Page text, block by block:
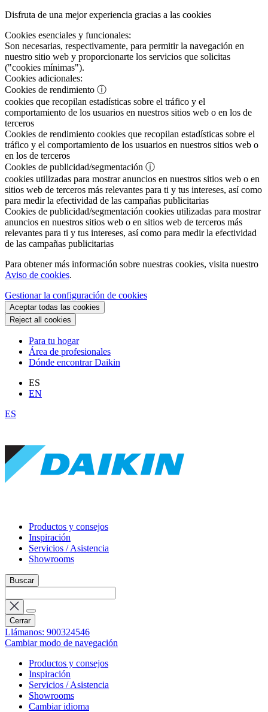
Disfruta de una mejor experiencia gracias a las cookies
Cookies esenciales y funcionales:
Son necesarias, respectivamente, para permitir la navegación en
nuestro sitio web y proporcionarte los servicios que solicitas
("cookies mínimas").
Cookies adicionales:
Cookies de rendimiento ⓘ
cookies que recopilan estadísticas sobre el tráfico y el
comportamiento de los usuarios en nuestros sitios web o en los de
terceros
Cookies de rendimiento cookies que recopilan estadísticas sobre el
tráfico y el comportamiento de los usuarios en nuestros sitios web o
en los de terceros
Cookies de publicidad/segmentación ⓘ
cookies utilizadas para mostrar anuncios en nuestros sitios web o en
sitios web de terceros más relevantes para ti y tus intereses, así como
para medir la efectividad de las campañas publicitarias
Cookies de publicidad/segmentación cookies utilizadas para mostrar
anuncios en nuestros sitios web o en sitios web de terceros más
relevantes para ti y tus intereses, así como para medir la efectividad
de las campañas publicitarias
Para obtener más información sobre nuestras cookies, visita nuestro
Aviso de cookies.
Gestionar la configuración de cookies
Aceptar todas las cookies
Reject all cookies
Para tu hogar
Área de profesionales
Dónde encontrar Daikin
ES
EN
ES
Productos y consejos
Inspiración
Servicios / Asistencia
Showrooms
Buscar
Cerrar
Llámanos: 900324546
Cambiar modo de navegación
Productos y consejos
Inspiración
Servicios / Asistencia
Showrooms
Cambiar idioma